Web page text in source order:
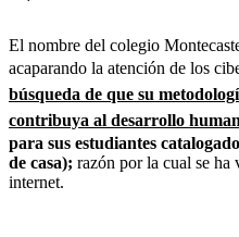
El nombre del colegio
acaparando la atención de los
búsqueda de que su
contribuya al desarrollo
para sus estudiantes
de casa); razón por la cual se ha
internet.